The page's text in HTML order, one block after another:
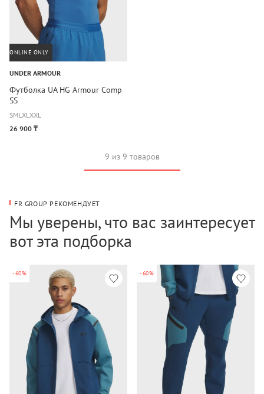
ONLINE ONLY
UNDER ARMOUR
Футболка UA HG Armour Comp
SS
SMLXLXXL
26 900 ₸
9 из 9 товаров
FR GROUP РЕКОМЕНДУЕТ
Мы уверены, что вас заинтересует
вот эта подборка
-60% -60%